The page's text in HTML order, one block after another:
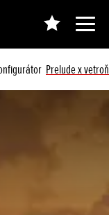
Prelude x vetroň